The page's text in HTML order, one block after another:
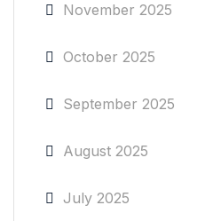
November 2025
October 2025
September 2025
August 2025
July 2025